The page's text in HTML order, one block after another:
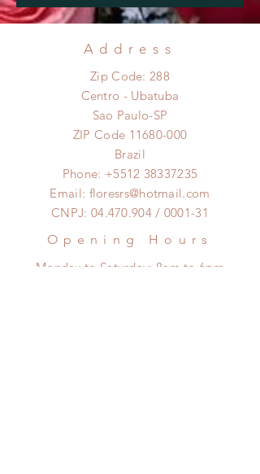
VERMELHO.
VERIFICAR DISPONIBILIDADE DE
NÃO INCLUSO TAXA DE
ENTREGA.
MAIORES INFORMAÇÕES PELO
WHATSAPP 12991021215
Foto modelo são flores naturais e
portanto podem ter variações de
cores, tonalidades, tamanhos, tipos
e espécies pela época.
Address
Zip Code: 288
Centro - Ubatuba
Sao Paulo-SP
ZIP Code 11680-000
Brazil
Phone: +5512 38337235
Email: floresrs@hotmail.com
CNPJ: 04.470.904/ 0001-31
Opening Hours
Monday to Saturday: 8am to 6pm